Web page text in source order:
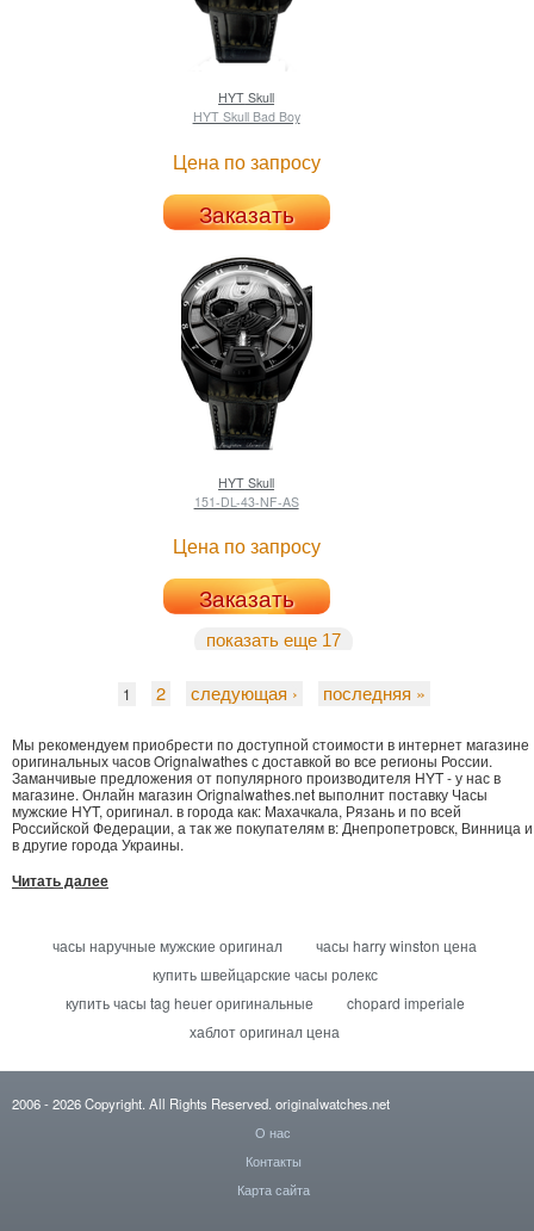
HYT Skull
HYT Skull Bad Boy
Цена по запросу
Заказать
HYT Skull
151-DL-43-NF-AS
Цена по запросу
Заказать
показать еще 17
1 2 следующая › последняя »
Мы рекомендуем приобрести по доступной стоимости в интернет магазине
оригинальных часов Orignalwathes с доставкой во все регионы России.
Заманчивые предложения от популярного производителя HYT - у нас в
магазине. Онлайн магазин Orignalwathes.net выполнит поставку Часы
мужские HYT, оригинал. в города как: Махачкала, Рязань и по всей
Российской Федерации, а так же покупателям в: Днепропетровск, Винница и
в другие города Украины.
Читать далее
часы наручные мужские оригинал
часы harry winston цена
купить швейцарские часы ролекс
купить часы tag heuer оригинальные
chopard imperiale
хаблот оригинал цена
2006- 2026Copyright. All Rights Reserved. originalwatches.net
О нас
Контакты
Карта сайта